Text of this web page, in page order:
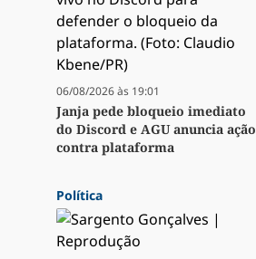
06/08/2026 às 19:01
Janja pede bloqueio imediato
do Discord e AGU anuncia ação
contra plataforma
Política